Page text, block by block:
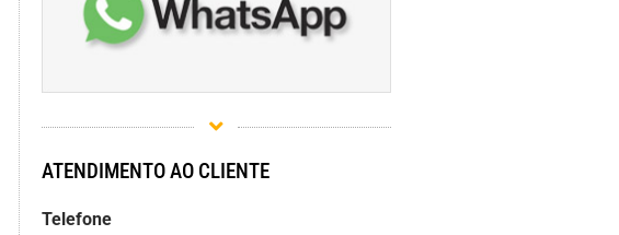
ATENDIMENTO AO CLIENTE
Telefone